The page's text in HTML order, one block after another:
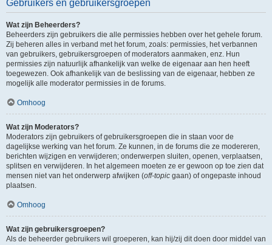
Gebruikers en gebruikersgroepen
Wat zijn Beheerders?
Beheerders zijn gebruikers die alle permissies hebben over het gehele forum.
Zij beheren alles in verband met het forum, zoals: permissies, het verbannen
van gebruikers, gebruikersgroepen of moderators aanmaken, enz. Hun
permissies zijn natuurlijk afhankelijk van welke de eigenaar aan hen heeft
toegewezen. Ook afhankelijk van de beslissing van de eigenaar, hebben ze
mogelijk alle moderator permissies in de forums.
Omhoog
Wat zijn Moderators?
Moderators zijn gebruikers of gebruikersgroepen die in staan voor de
dagelijkse werking van het forum. Ze kunnen, in de forums die ze modereren,
berichten wijzigen en verwijderen; onderwerpen sluiten, openen, verplaatsen,
splitsen en verwijderen. In het algemeen moeten ze er gewoon op toe zien dat
mensen niet van het onderwerp afwijken (off-topic gaan) of ongepaste inhoud
plaatsen.
Omhoog
Wat zijn gebruikersgroepen?
Als de beheerder gebruikers wil groeperen, kan hij/zij dit doen door middel van